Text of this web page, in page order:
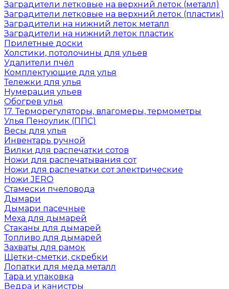
Заградители летковые на верхний леток (металл)
Заградители летковые на верхний леток (пластик)
Заградители на нижний леток металл
Заградители на нижний леток пластик
Прилетные доски
Холстики, потолочины для ульев
Удалители пчёл
Комплектующие для улья
Тележки для улья
Нумерация ульев
Обогрев улья
17. Терморегуляторы, влагомеры, термометры
Улья Пеноулик (ППС)
Весы для улья
Инвентарь ручной
Вилки для распечатки сотов
Ножи для распечатывания сот
Ножи для распечатки сот электрические
Ножи JERO
Стамески пчеловода
Дымари
Дымари пасечные
Меха для дымарей
Стаканы для дымарей
Топливо для дымарей
Захваты для рамок
Щетки-сметки, скребки
Лопатки для меда металл
Тара и упаковка
Ведра и канистры